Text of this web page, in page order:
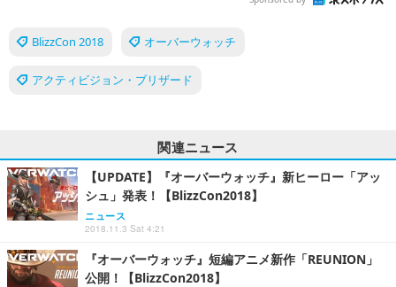
BlizzCon 2018 オーバーウォッチ
アクティビジョン・ブリザード
関連ニュース
【UPDATE】『オーバーウォッチ』新ヒーロー「アッ
シュ」発表！【BlizzCon2018】
ニュース
2018.11.3 Sat 4:21
『オーバーウォッチ』短編アニメ新作「REUNION」
公開！【BlizzCon2018】